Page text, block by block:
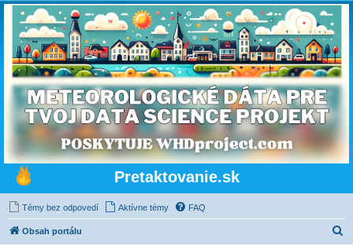
Pretaktovanie.sk
Témy bez odpovedí Aktívne témy FAQ
Obsah portálu